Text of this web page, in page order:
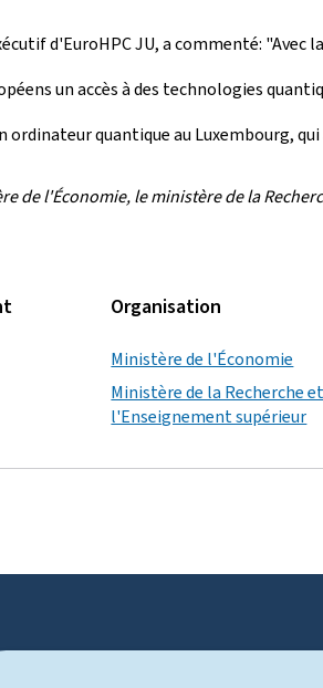
d'EuroHPC JU, a commenté: "Avec
un accès à des technologies
ordinateur quantique au Luxembourg,
de l'Économie, le ministère de la
Organisation
Ministère de l'Économie
Ministère de la Recherche
l'Enseignement supérieur